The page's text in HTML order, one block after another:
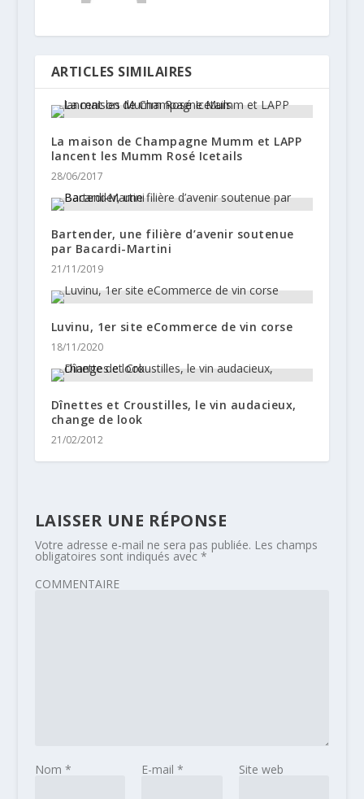
ARTICLES SIMILAIRES
La maison de Champagne Mumm et LAPP
lancent les Mumm Rosé Icetails
28/06/2017
Bartender, une filière d’avenir soutenue
par Bacardi-Martini
21/11/2019
Luvinu, 1er site eCommerce de vin corse
18/11/2020
Dînettes et Croustilles, le vin audacieux,
change de look
21/02/2012
LAISSER UNE RÉPONSE
Votre adresse e-mail ne sera pas publiée. Les champs
obligatoires sont indiqués avec *
COMMENTAIRE
Nom * E-mail * Site web